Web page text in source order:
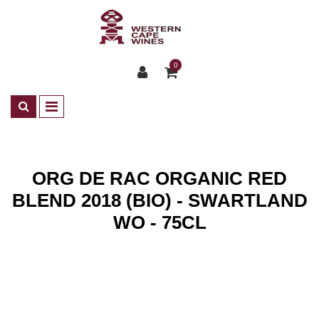
0
ORG DE RAC ORGANIC RED
BLEND 2018 (BIO) - SWARTLAND
WO - 75CL